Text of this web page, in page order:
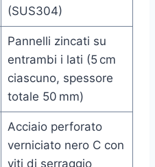
(SUS304)
Pannelli zincati su
entrambi i lati (5 cm
ciascuno, spessore
totale 50 mm)
Acciaio perforato
verniciato nero C con
viti di serraggio